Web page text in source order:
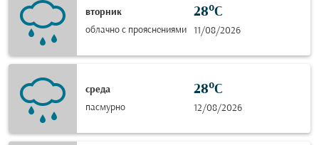
вторник
облачно с прояснениями
28°C
11/08/2026
среда
пасмурно
28°C
12/08/2026